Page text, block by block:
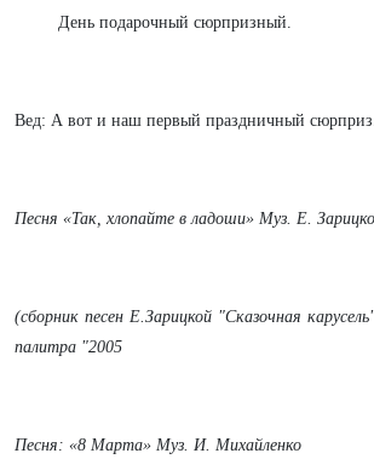
День подарочный сюрпризный.
Вед: А вот и наш первый праздничный
Песня «Так, хлопайте в ладоши» Муз. Е.
(сборник песен Е.Зарицкой "Сказочная
палитра "2005
Песня: «8 Марта» Муз. И. Михайленко